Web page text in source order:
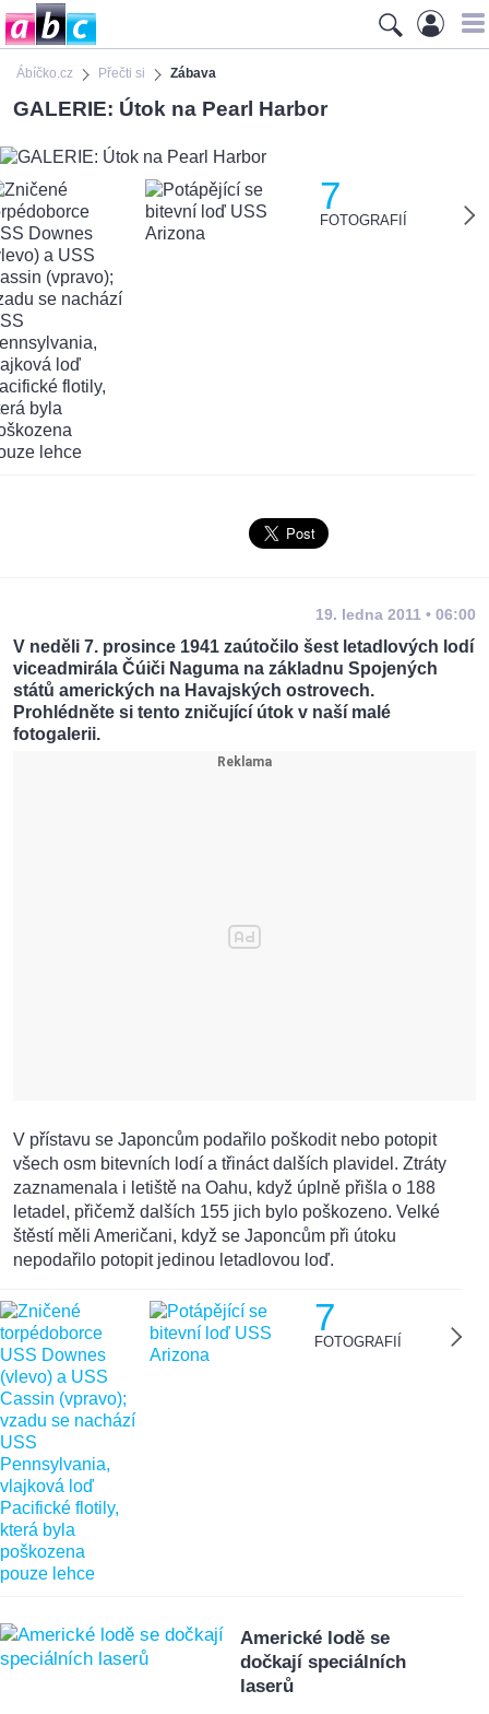
Ábíčko.cz Přečti si Zábava
GALERIE: Útok na Pearl Harbor
7
FOTOGRAFIÍ
19. ledna 2011 • 06:00
V neděli 7. prosince 1941 zaútočilo šest letadlových lodí
viceadmirála Čúiči Naguma na základnu Spojených
států amerických na Havajských ostrovech.
Prohlédněte si tento zničující útok v naší malé
fotogalerii.
V přístavu se Japoncům podařilo poškodit nebo potopit
všech osm bitevních lodí a třináct dalších plavidel. Ztráty
zaznamenala i letiště na Oahu, když úplně přišla o 188
letadel, přičemž dalších 155 jich bylo poškozeno. Velké
štěstí měli Američani, když se Japoncům při útoku
nepodařilo potopit jedinou letadlovou loď.
7
FOTOGRAFIÍ
Americké lodě se
dočkají speciálních
laserů